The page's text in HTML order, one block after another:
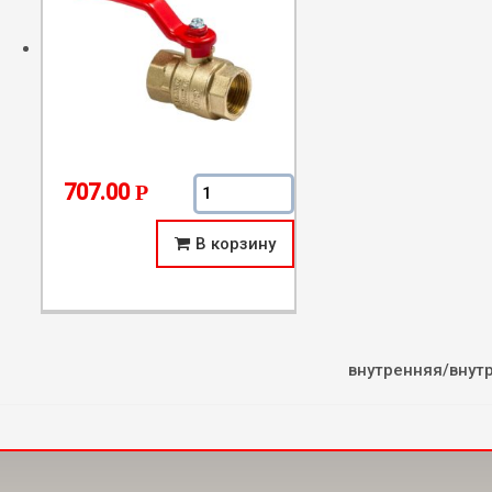
707.00Р Количество Усиленный латунный
В корзину
внутренняя/